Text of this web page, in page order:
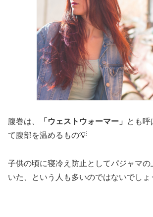
腹巻は、 「ウェストウォーマー」
とも呼
て腹部を温めるもの💡
子供の頃に寝冷え防止としてパジャマの
いた、という人も多いのではないでしょ